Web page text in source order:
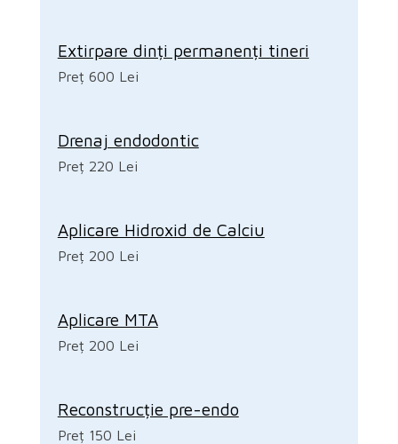
Extirpare dinți permanenți tineri
Preț 600 Lei
Drenaj endodontic
Preț 220 Lei
Aplicare Hidroxid de Calciu
Preț 200 Lei
Aplicare MTA
Preț 200 Lei
Reconstrucție pre-endo
Preț 150 Lei